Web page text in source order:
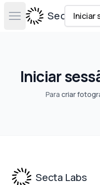
Open main menu
SectaIniciar
Iniciar
Para criar
Secta Labs